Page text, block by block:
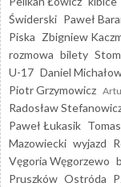
Świderski Paweł
Piska Zbigniew
rozmowa bilety
U-17 Daniel
Piotr Grzymowicz
Radosław
Paweł Łukasik
Mazowiecki wyjazd
Vęgoria Węgorzewo
Pruszków Ostróda